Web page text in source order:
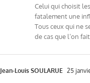
Celui qui choisit
fatalement une
Tous ceux qui ne
de cas que l’on
Jean-Louis SOULARUE 25